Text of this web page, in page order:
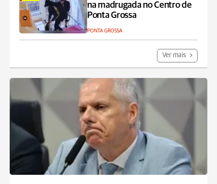
na madrugada no Centro de
Ponta Grossa
PONTA GROSSA
Ver mais